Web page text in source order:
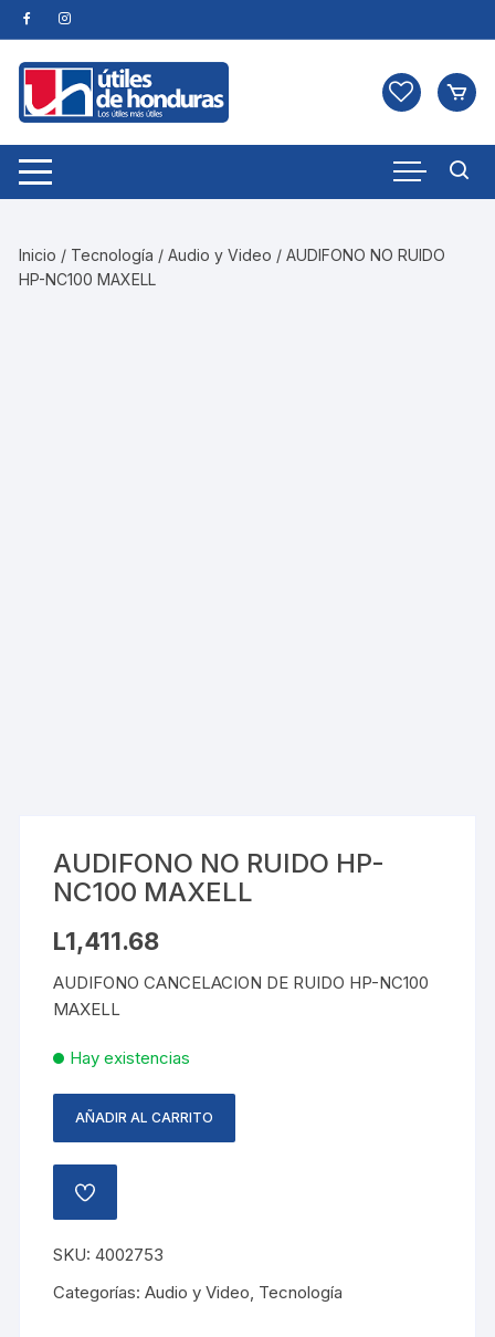
Skip
to
content
Inicio / Tecnología /Audio y Video / AUDIFONO NO RUIDO
HP-NC100 MAXELL
AUDIFONO NO RUIDO HP-
NC100 MAXELL
L1,411.68
AUDIFONO CANCELACION DE RUIDO HP-NC100
MAXELL
Hay existencias
AUDIFONO
RUIDO
MAXELL
cantidad
AÑADIR AL CARRITO
AÑADIR
A
LISTA
DE
DESEOS
SKU:4002753
Categorías:Audio y Video Tecnología